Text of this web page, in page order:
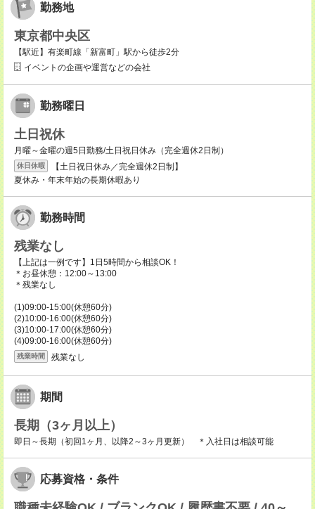
勤務地
東京都中央区
【駅近】有楽町線「新富町」駅から徒歩2分
イベントの企画や運営などの会社
勤務曜日
土日祝休
月曜～金曜の週5日勤務/土日祝日休み（完全週休2日制）
休日休暇
【土日祝日休み／完全週休2日制】
夏休み・年末年始の長期休暇あり
勤務時間
残業なし
【上記は一例です】1日5時間から相談OK！
＊お昼休憩：12:00～13:00
＊残業なし
(1)09:00-15:00(休憩60分)
(2)10:00-16:00(休憩60分)
(3)10:00-17:00(休憩60分)
(4)09:00-16:00(休憩60分)
残業時間 残業なし
期間
長期（3ヶ月以上）
即日～長期（初回1ヶ月、以降2～3ヶ月更新） ＊入社日は相談可能
応募資格・条件